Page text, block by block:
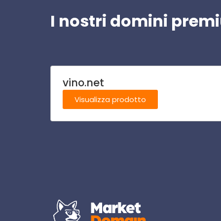
I nostri domini
vino.net
Visualizza prodotto